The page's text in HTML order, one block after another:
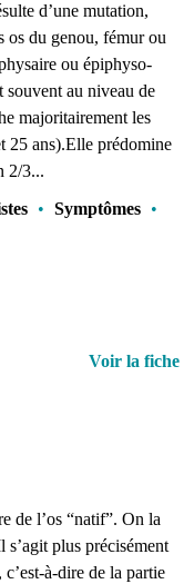
d’une mutation,
os du genou, fémur ou
ou épiphyso-
souvent au niveau de
majoritairement les
25 ans).Elle prédomine
2/3...
• Symptômes •
Voir la fiche
de l’os “natif”. On la
plus précisément
à-dire de la partie